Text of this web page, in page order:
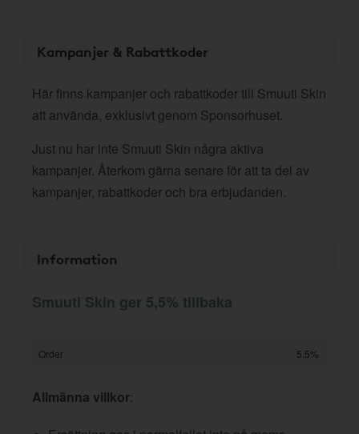
Kampanjer & Rabattkoder
Här finns kampanjer och rabattkoder till Smuuti Skin
att använda, exklusivt genom Sponsorhuset.
Just nu har inte Smuuti Skin några aktiva
kampanjer. Återkom gärna senare för att ta del av
kampanjer, rabattkoder och bra erbjudanden.
Information
Smuuti Skin ger 5,5% tillbaka
Order 5,5%
Allmänna villkor: